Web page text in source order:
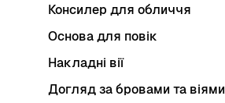
Консилер для обличчя
Основа для повік
Накладні вії
Догляд за бровами та віями